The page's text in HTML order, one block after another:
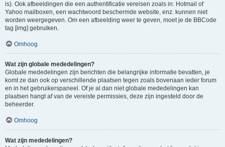
is). Ook afbeeldingen die een authentificatie vereisen zoals in: Hotmail of
Yahoo mailboxen, een wachtwoord beschermde website, enz. kunnen niet
worden weergegeven. Om een afbeelding weer te geven, moet je de BBCode
tag [img] gebruiken.
Omhoog
Wat zijn globale mededelingen?
Globale mededelingen zijn berichten die belangrijke informatie bevatten, je
komt ze dan ook op verschillende plaatsen tegen zoals bovenaan ieder forum
en in het gebruikerspaneel. Of je al dan niet globale mededelingen kan
plaatsen hangt af van de vereiste permissies, deze zijn ingesteld door de
beheerder.
Omhoog
Wat zijn mededelingen?